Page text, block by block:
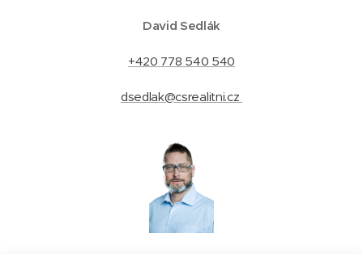
David Sedlák
+420 778 540 540
dsedlak@csrealitni.cz